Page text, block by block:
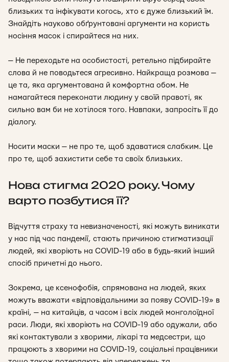
близьких та інфікувати когось, хто є дуже близький їм.
Знайдіть науково обґрунтовані аргументи на користь
носіння масок і спирайтеся на них.
— Не переходьте на особистості, ретельно підбирайте
слова й не поводьтеся агресивно. Найкраща розмова —
це та, яка аргументована й комфортна обом. Не
намагайтеся переконати людину у своїй правоті, як
сильно вам би не хотілося того. Навпаки, запросіть її до
діалогу.
Носити маски — не про те, щоб здаватися слабким. Це
про те, щоб захистити себе та своїх близьких.
Нова стигма 2020 року. Чому
варто позбутися її?
Відчуття страху та невизначеності, які можуть виникати
у нас під час пандемії, стають причиною стигматизації
людей, які хворіють на COVID-19 або в будь-який інший
спосіб причетні до нього.
Зокрема, це ксенофобія, спрямована на людей, яких
можуть вважати «відповідальними за появу COVID-19» в
країні, — на китайців, а часом і всіх людей монголоїдної
раси. Люди, які хворіють на COVID-19 або одужали, або
які контактували з хворими, лікарі та медсестри, що
працюють з хворими на COVID-19, соціальні працівники